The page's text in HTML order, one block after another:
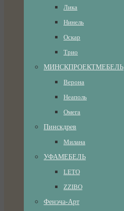
Лика
Нинель
Оскар
Трио
МИНСКПРОЕКТМЕБЕЛЬ
Верона
Неаполь
Омега
Пинскдрев
Милана
УФАМЕБЕЛЬ
LETO
ZZIBO
Фенэча-Арт